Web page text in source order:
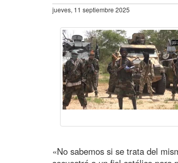
jueves, 11 septiembre 2025
«No sabemos si se trata del